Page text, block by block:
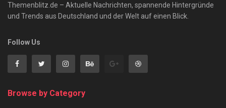
Themenblitz.de – Aktuelle Nachrichten, spannende Hintergründe
und Trends aus Deutschland und der Welt auf einen Blick.
Follow Us
Browse by Category